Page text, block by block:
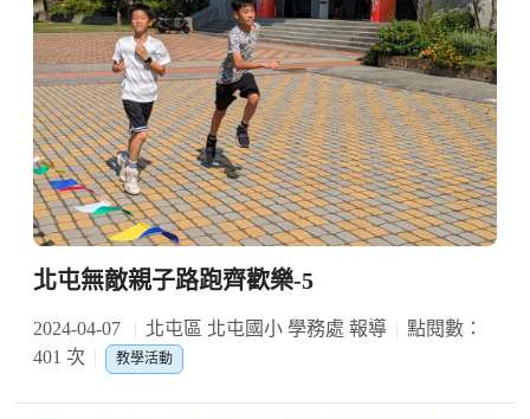
北屯無敵親子路跑齊歡樂-5
2024-04-07 北屯區 北屯國小 學務處 報導
點閱數：
401 次
教學活動